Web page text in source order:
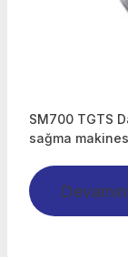
SM700 TGTS
sağma